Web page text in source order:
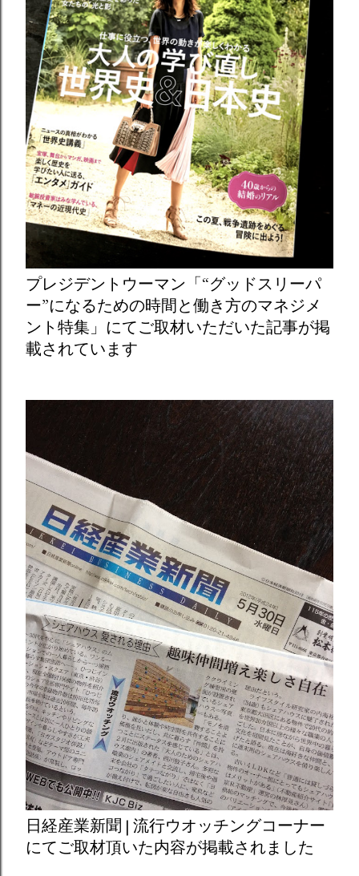
プレジデントウーマン「“グッドスリーパ
ー”になるための時間と働き方のマネジメ
ント特集」にてご取材いただいた記事が掲
載されています
日経産業新聞 | 流行ウオッチングコーナー
にてご取材頂いた内容が掲載されました